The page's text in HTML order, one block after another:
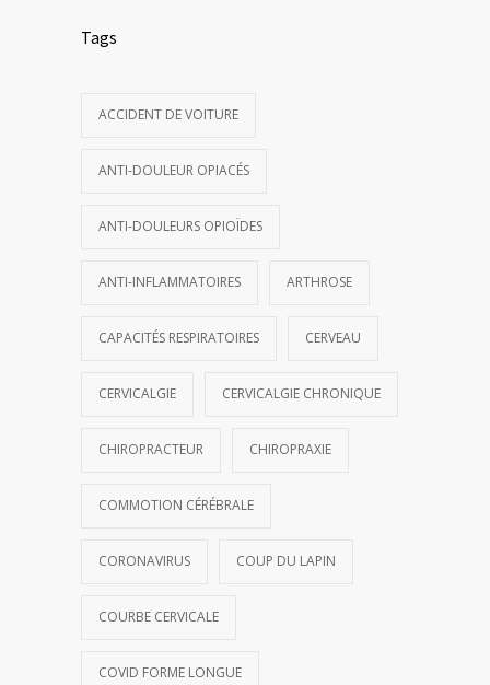
Tags
ACCIDENT DE VOITURE
ANTI-DOULEUR OPIACÉS
ANTI-DOULEURS OPIOÏDES
ANTI-INFLAMMATOIRES ARTHROSE
CAPACITÉS RESPIRATOIRES CERVEAU
CERVICALGIE CERVICALGIE CHRONIQUE
CHIROPRACTEUR CHIROPRAXIE
COMMOTION CÉRÉBRALE
CORONAVIRUS COUP DU LAPIN
COURBE CERVICALE
COVID FORME LONGUE